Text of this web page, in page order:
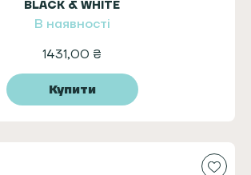
BLACK & WHITE
В наявності
1431,00 ₴
Купити